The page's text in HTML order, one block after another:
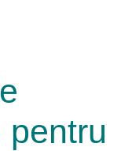
pentru